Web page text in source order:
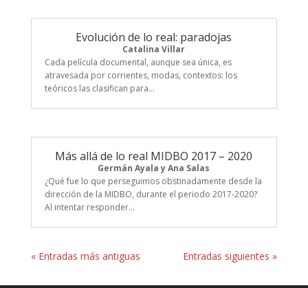
Evolución de lo real: paradojas
Catalina Villar
Cada película documental, aunque sea única, es
atravesada por corrientes, modas, contextos: los
teóricos las clasifican para...
Más allá de lo real MIDBO 2017 – 2020
Germán Ayala y Ana Salas
¿Qué fue lo que perseguimos obstinadamente desde la
dirección de la MIDBO, durante el periodo 2017-2020?
Al intentar responder...
« Entradas más antiguas Entradas siguientes »